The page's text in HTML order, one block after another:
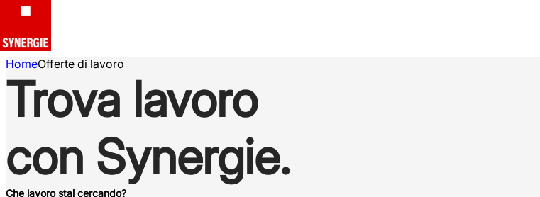
HomeOfferte di lavoro
Trova lavoro
con Synergie.
Che lavoro stai cercando?